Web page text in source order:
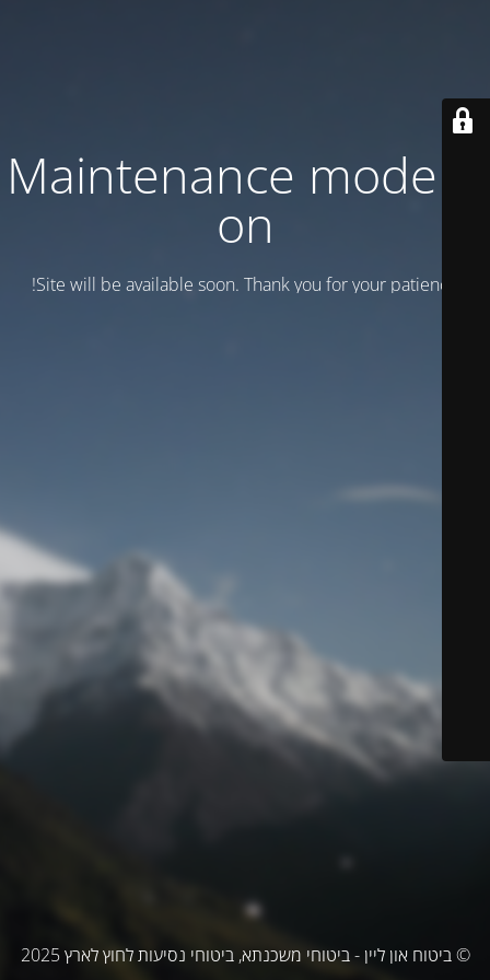
Maintenance mode is
on
Site will be available soon. Thank you for your patience!
© ביטוח און ליין - ביטוחי משכנתא, ביטוחי נסיעות לחוץ לארץ 2025